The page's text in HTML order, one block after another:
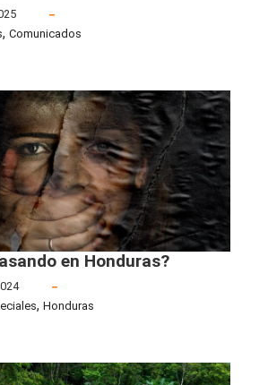
, Comunicados
en Honduras?
, Honduras